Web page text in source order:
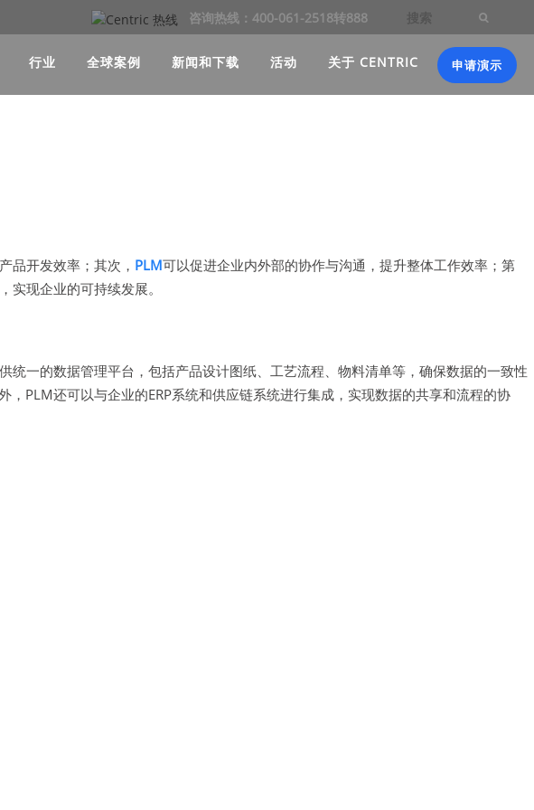
咨询热线：400-061-2518转888
行业 全球案例 新闻和下载 活动 关于 CENTRIC 申请演示
品开发效率；其次， PLM可以促进企业内外部的协作与沟通，提升整体工作效率；第
现企业的可持续发展。
一的数据管理平台，包括产品设计图纸、工艺流程、物料清单等，确保数据的一致性
PLM还可以与企业的ERP系统和供应链系统进行集成，实现数据的共享和流程的协